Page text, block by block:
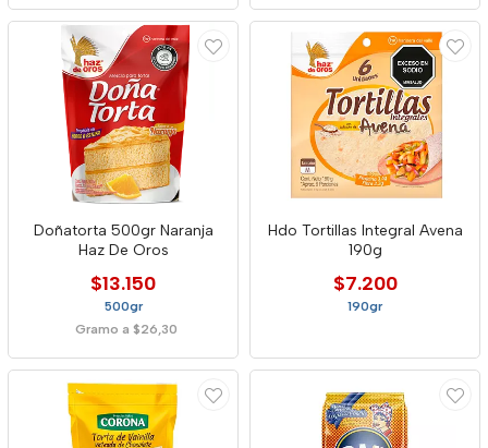
Doñatorta 500gr Naranja
Haz De Oros
$13.150
500gr
Gramo a $26,30
Hdo Tortillas Integral Avena
190g
$7.200
190gr